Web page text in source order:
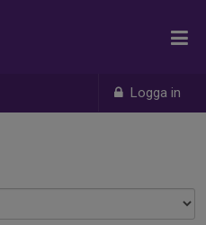
Logga in